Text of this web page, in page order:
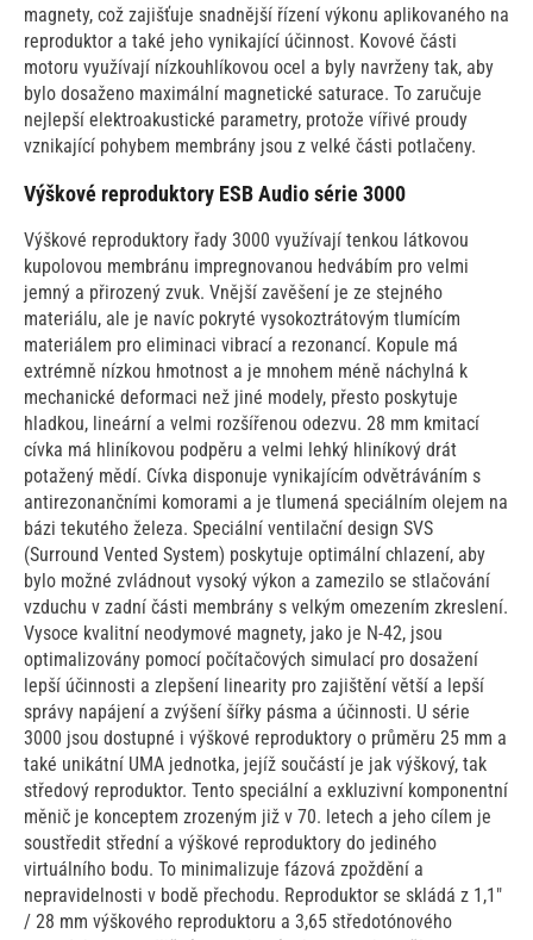
magnety, což zajišťuje snadnější řízení výkonu aplikovaného na
reproduktor a také jeho vynikající účinnost. Kovové části
motoru využívají nízkouhlíkovou ocel a byly navrženy tak, aby
bylo dosaženo maximální magnetické saturace. To zaručuje
nejlepší elektroakustické parametry, protože vířivé proudy
vznikající pohybem membrány jsou z velké části potlačeny.
Výškové reproduktory ESB Audio série 3000
Výškové reproduktory řady 3000 využívají tenkou látkovou
kupolovou membránu impregnovanou hedvábím pro velmi
jemný a přirozený zvuk. Vnější zavěšení je ze stejného
materiálu, ale je navíc pokryté vysokoztrátovým tlumícím
materiálem pro eliminaci vibrací a rezonancí. Kopule má
extrémně nízkou hmotnost a je mnohem méně náchylná k
mechanické deformaci než jiné modely, přesto poskytuje
hladkou, lineární a velmi rozšířenou odezvu. 28 mm kmitací
cívka má hliníkovou podpěru a velmi lehký hliníkový drát
potažený mědí. Cívka disponuje vynikajícím odvětráváním s
antirezonančními komorami a je tlumená speciálním olejem na
bázi tekutého železa. Speciální ventilační design SVS
(Surround Vented System) poskytuje optimální chlazení, aby
bylo možné zvládnout vysoký výkon a zamezilo se stlačování
vzduchu v zadní části membrány s velkým omezením zkreslení.
Vysoce kvalitní neodymové magnety, jako je N-42, jsou
optimalizovány pomocí počítačových simulací pro dosažení
lepší účinnosti a zlepšení linearity pro zajištění větší a lepší
správy napájení a zvýšení šířky pásma a účinnosti. U série
3000 jsou dostupné i výškové reproduktory o průměru 25 mm a
také unikátní UMA jednotka, jejíž součástí je jak výškový, tak
středový reproduktor. Tento speciální a exkluzivní komponentní
měnič je konceptem zrozeným již v 70. letech a jeho cílem je
soustředit střední a výškové reproduktory do jediného
virtuálního bodu. To minimalizuje fázová zpoždění a
nepravidelnosti v bodě přechodu. Reproduktor se skládá z 1,1"
/ 28 mm výškového reproduktoru a 3,65 středotónového